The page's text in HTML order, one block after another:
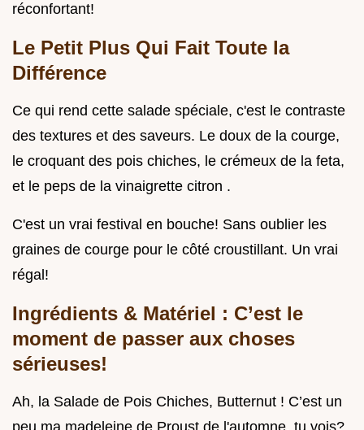
réconfortant!
Le Petit Plus Qui Fait Toute la
Différence
Ce qui rend cette salade spéciale, c'est le contraste
des textures et des saveurs. Le doux de la courge,
le croquant des pois chiches, le crémeux de la feta,
et le peps de la vinaigrette citron .
C'est un vrai festival en bouche! Sans oublier les
graines de courge pour le côté croustillant. Un vrai
régal!
Ingrédients & Matériel : C’est le
moment de passer aux choses
sérieuses!
Ah, la Salade de Pois Chiches, Butternut ! C’est un
peu ma madeleine de Proust de l'automne, tu vois?